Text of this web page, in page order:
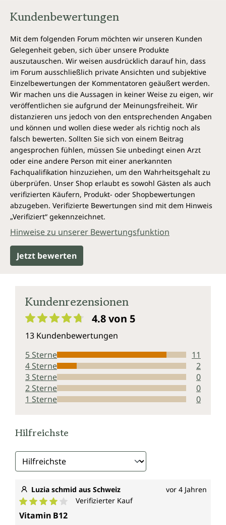
Kundenbewertungen
Mit dem folgenden Forum möchten wir unseren Kunden
Gelegenheit geben, sich über unsere Produkte
auszutauschen. Wir weisen ausdrücklich darauf hin, dass
im Forum ausschließlich private Ansichten und subjektive
Einzelbewertungen der Kommentatoren geäußert werden.
Wir machen uns die Aussagen in keiner Weise zu eigen, wir
veröffentlichen sie aufgrund der Meinungsfreiheit. Wir
distanzieren uns jedoch von den entsprechenden Angaben
und können und wollen diese weder als richtig noch als
falsch bewerten. Sollten Sie sich von einem Beitrag
angesprochen fühlen, müssen Sie unbedingt einen Arzt
oder eine andere Person mit einer anerkannten
Fachqualifikation hinzuziehen, um den Wahrheitsgehalt zu
überprüfen. Unser Shop erlaubt es sowohl Gästen als auch
verifizierten Käufern, Produkt- oder Shopbewertungen
abzugeben. Verifizierte Bewertungen sind mit dem Hinweis
„Verifiziert“ gekennzeichnet.
Hinweise zu unserer Bewertungsfunktion
Jetzt bewerten
Kundenrezensionen
4.8 von 5
13 Kundenbewertungen
5 Sterne
11
4 Sterne
2
3 Sterne
0
2 Sterne
0
1 Sterne
0
Hilfreichste
Luzia schmid aus Schweiz vor 4 Jahren
Durchschnittliche Bewertung von 4 von 5 Sternen
Verifizierter Kauf
Vitamin B12